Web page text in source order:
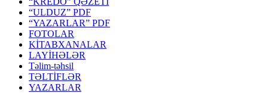
“ULDUZ” PDF
“YAZARLAR” PDF
FOTOLAR
KİTABXANALAR
LAYİHƏLƏR
Təlim-təhsil
TƏLTİFLƏR
YAZARLAR